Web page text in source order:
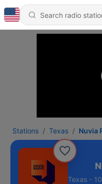
Stations Texas Nuvia
El Paso Texas
Texas -